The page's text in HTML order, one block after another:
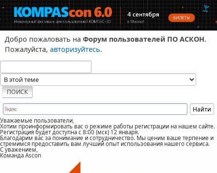
Добро пожаловать на Форум пользователей ПО АСКОН.
Пожалуйста, авторизуйтесь.
Уважаемые пользователи,
Хотим проинформировать вас о режиме работы регистрации на нашем сайте.
Регистрация будет доступна с 8:00 (мск) 12 января.
Благодарим вас за понимание и сотрудничество. Мы ценим ваше терпение и
стремимся предоставить вам лучший опыт использования нашего сервиса.
С уважением,
Команда Ascon